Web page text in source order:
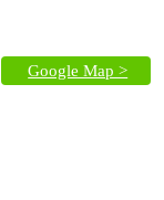
Google Map >